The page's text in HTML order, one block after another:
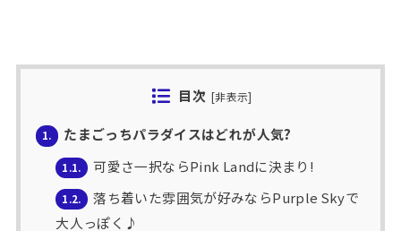
目次 [非表示]
1. たまごっちパラダイスはどれが人気?
1.1. 可愛さ一択ならPink Landに決まり!
1.2.
落ち着いた雰囲気が好みならPurple Skyで
大人っぽく♪